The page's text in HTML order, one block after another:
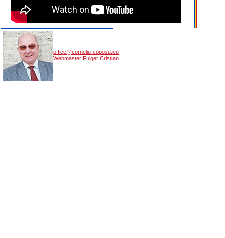
office@corneliu-coposu.eu
Webmaster Fulger Cristian